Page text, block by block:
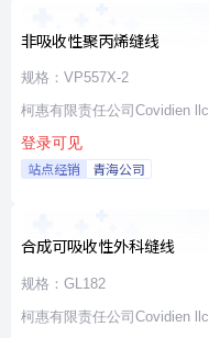
非吸收性聚丙烯缝线
规格：VP557X-2
柯惠有限责任公司Covidien llc
登录可见
站点经销 青海公司
合成可吸收性外科缝线
规格：GL182
柯惠有限责任公司Covidien llc